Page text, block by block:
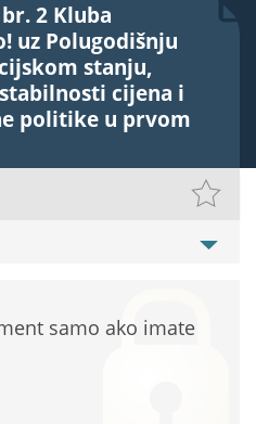
2 Kluba
uz Polugodišnju
stanju,
cijena i
politike u prvom
samo ako imate